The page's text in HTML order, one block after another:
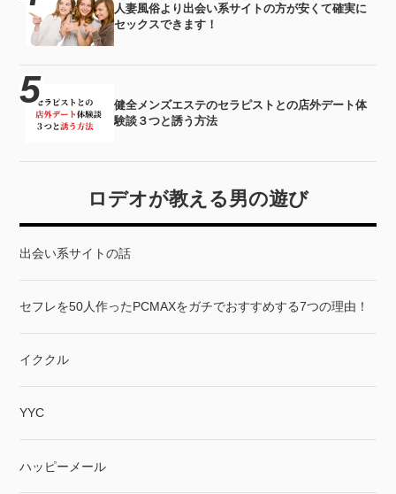
人妻風俗より出会い系サイトの方が安くて確実に
セックスできます！
健全メンズエステのセラピストとの店外デート体
験談３つと誘う方法
ロデオが教える男の遊び
出会い系サイトの話
セフレを50人作ったPCMAXをガチでおすすめする7つの理由！
イククル
YYC
ハッピーメール